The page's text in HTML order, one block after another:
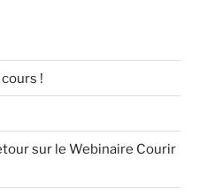
!
sur le Webinaire Courir